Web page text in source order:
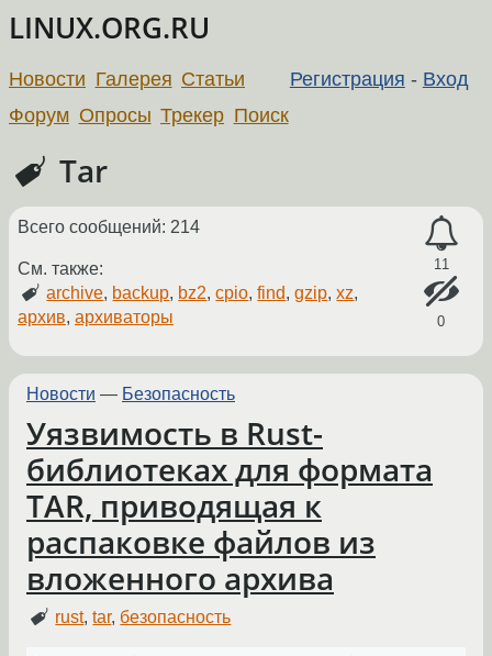
LINUX.ORG.RU
Регистрация - Вход
Новости Галерея Статьи
Форум Опросы Трекер Поиск
Tar
11
0
Всего сообщений: 214
См. также:
archive, backup, bz2,cpio,find,gzip,xz,
архив, архиваторы
Новости — Безопасность
Уязвимость в Rust-
библиотеках для формата
TAR, приводящая к
распаковке файлов из
вложенного архива
rust,tar, безопасность